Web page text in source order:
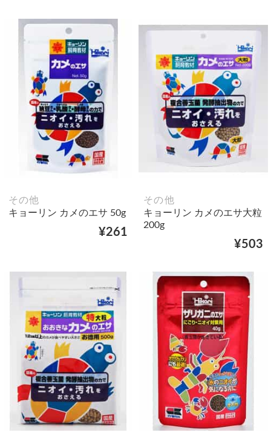
その他
キョーリン カメのエサ 50g
¥261
その他
キョーリン カメのエサ大粒
200g
¥503